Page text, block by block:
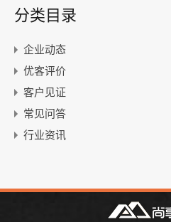
分类目录
企业动态
优客评价
客户见证
常见问答
行业资讯